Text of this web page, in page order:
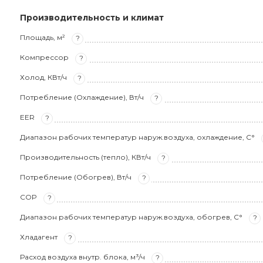
Производительность и климат
Площадь, м² ?
Компрессор ?
Холод, КВт/ч ?
Потребление (Охлаждение), Вт/ч ?
EER ?
Диапазон рабочих температур наруж.воздуха, охлаждение, С°
Производительность (тепло), КВт/ч ?
Потребление (Обогрев), Вт/ч ?
COP ?
Диапазон рабочих температур наруж.воздуха, обогрев, С° ?
Хладагент ?
Расход воздуха внутр. блока, м³/ч ?